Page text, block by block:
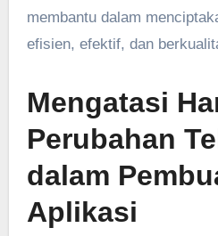
membantu dalam
efisien, efektif, dan
Mengatasi
Perubahan
dalam
Aplikasi